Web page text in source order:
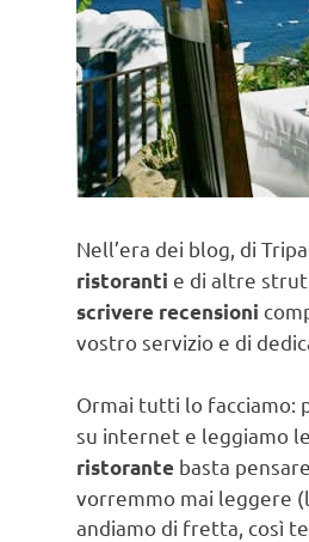
Nell’era dei blog, di
ristoranti e di altre
scrivere recensioni
vostro servizio e di
Ormai tutti lo facciamo:
su internet e leggiamo
ristorante basta
vorremmo mai leggere
andiamo di fretta, così